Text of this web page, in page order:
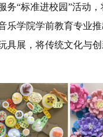
务“标准进校园”活动
乐学院学前教育专业
具展，将传统文化与